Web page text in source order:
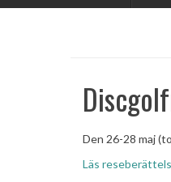
Den 26-28 maj
Läs